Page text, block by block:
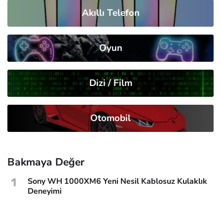
Akıllı Telefon
Oyun
Dizi / Film
Otomobil
Bakmaya Değer
1
Sony WH 1000XM6 Yeni Nesil Kablosuz Kulaklık
Deneyimi